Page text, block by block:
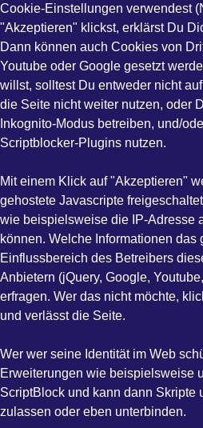
Cookie-Einstellungen verwendest
"Akzeptieren" klickst, erklärst Du
Dann können auch Cookies von
Youtube oder Google gesetzt
willst, solltest Du entweder nicht
die Seite nicht weiter nutzen, oder
Inkognito-Modus betreiben, und/
Scriptblocker-Plugins nutzen.
Mit einem Klick auf "Akzeptieren"
gehostete Javascripte
wie beispielsweise die IP-Adresse
können. Welche Informationen
Einflussbereich des Betreibers
Anbietern (jQuery, Google,
erfragen. Wer das nicht möchte,
und verlässt die Seite.
Wer wer seine Identität im Web
Erweiterungen wie beispielsweise
ScriptBlock und kann dann Skripte
zulassen oder eben unterbinden.